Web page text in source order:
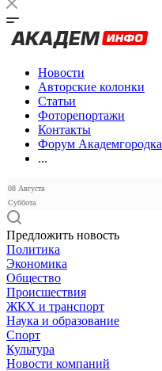
Новости
Авторские колонки
Статьи
Фоторепортажи
Контакты
Форум Академгородка
...
08 Августа
Суббота
Предложить новость
Политика
Экономика
Общество
Происшествия
ЖКХ и транспорт
Наука и образование
Спорт
Культура
Новости компаний